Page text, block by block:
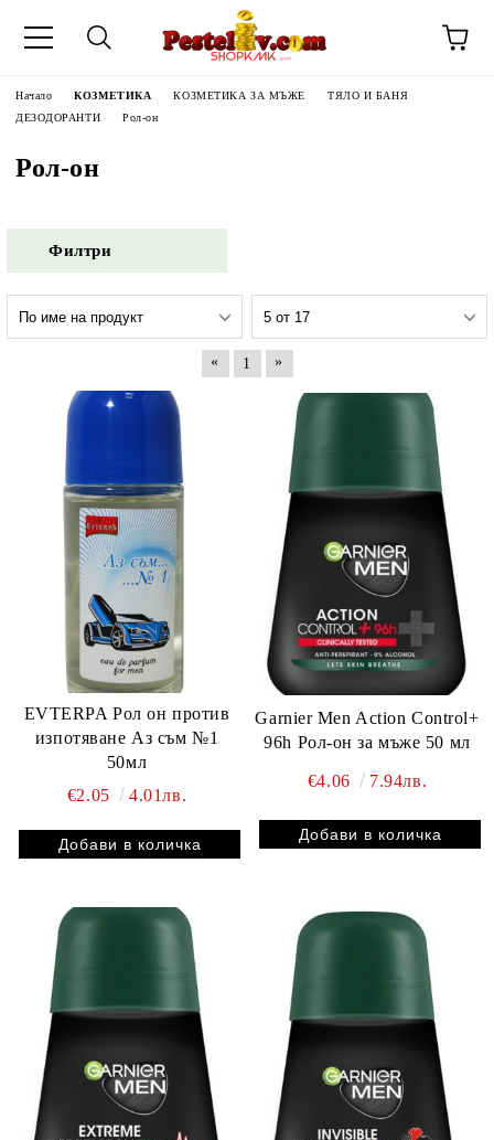
НА
Начало КОЗМЕТИКА КОЗМЕТИКА ЗА МЪЖЕ
ТЯЛО И БАНЯ
ДЕЗОДОРАНТИ
Рол-он
Рол-он
Филтри
« 1 »
EVTERPA Рол он против
изпотяване Аз съм №1
50мл
€2.05
4.01лв.
Garnier Men Action Control+
96h Рол-он за мъже 50 мл
€4.06 7.94лв.